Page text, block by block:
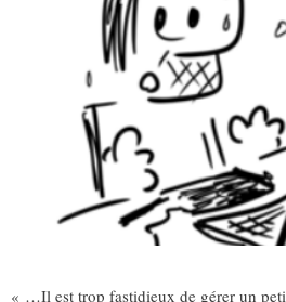
« …Il est trop fastidieux de gérer un